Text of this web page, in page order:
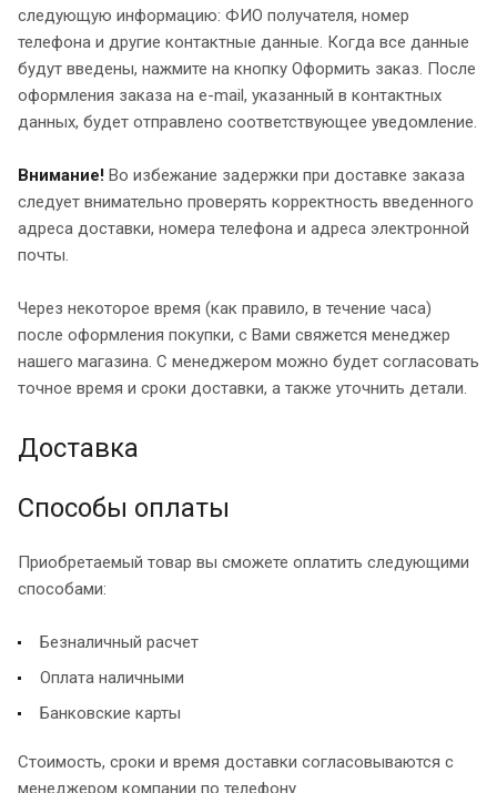
следующую информацию: ФИО получателя, номер
телефона и другие контактные данные. Когда все данные
будут введены, нажмите на кнопку Оформить заказ. После
оформления заказа на e-mail, указанный в контактных
данных, будет отправлено соответствующее уведомление.
Внимание! Во избежание задержки при доставке заказа
следует внимательно проверять корректность введенного
адреса доставки, номера телефона и адреса электронной
почты.
Через некоторое время (как правило, в течение часа)
после оформления покупки, с Вами свяжется менеджер
нашего магазина. С менеджером можно будет согласовать
точное время и сроки доставки, а также уточнить детали.
Доставка
Способы оплаты
Приобретаемый товар вы сможете оплатить следующими
способами:
Безналичный расчет
Оплата наличными
Банковские карты
Стоимость, сроки и время доставки согласовываются с
менеджером компании по телефону.